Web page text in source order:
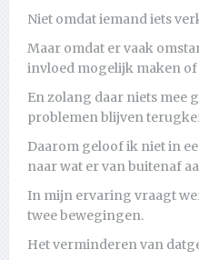
Niet omdat iemand iets
Maar omdat er vaak
invloed mogelijk maken
En zolang daar niets mee
problemen blijven
Daarom geloof ik niet in
naar wat er van buitenaf
In mijn ervaring vraagt
twee bewegingen.
Het verminderen van